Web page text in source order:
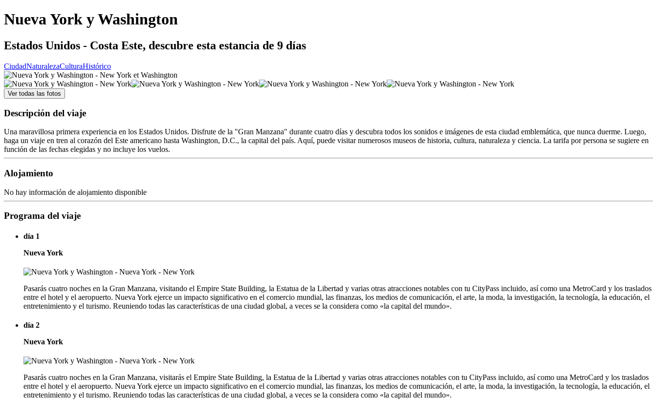
Nueva York y Washington
Estados Unidos - Costa Este, descubre esta estancia de 9 días
CiudadNaturalezaCulturaHistórico
Ver todas las fotos
Descripción del viaje
Una maravillosa primera experiencia en los Estados Unidos. Disfrute de la "Gran Manzana" durante cuatro días y descubra todos los sonidos e imágenes de esta ciudad emblemática, que nunca duerme. Luego,
haga un viaje en tren al corazón del Este americano hasta Washington, D.C., la capital del país. Aquí, puede visitar numerosos museos de historia, cultura, naturaleza y ciencia. La tarifa por persona se sugiere en
función de las fechas elegidas y no incluye los vuelos.
Alojamiento
No hay información de alojamiento disponible
Programa del viaje
día 1
Nueva York
Pasarás cuatro noches en la Gran Manzana, visitando el Empire State Building, la Estatua de la Libertad y varias otras atracciones notables con tu CityPass incluido, así como una MetroCard y los traslados
entre el hotel y el aeropuerto. Nueva York ejerce un impacto significativo en el comercio mundial, las finanzas, los medios de comunicación, el arte, la moda, la investigación, la tecnología, la educación, el
entretenimiento y el turismo. Reuniendo todas las características de una ciudad global, a veces se la considera como «la capital del mundo».
día 2
Nueva York
Pasarás cuatro noches en la Gran Manzana, visitarás el Empire State Building, la Estatua de la Libertad y varias otras atracciones notables con tu CityPass incluido, así como una MetroCard y los traslados
entre el hotel y el aeropuerto. Nueva York ejerce un impacto significativo en el comercio mundial, las finanzas, los medios de comunicación, el arte, la moda, la investigación, la tecnología, la educación, el
entretenimiento y el turismo. Reuniendo todas las características de una ciudad global, a veces se la considera como «la capital del mundo».